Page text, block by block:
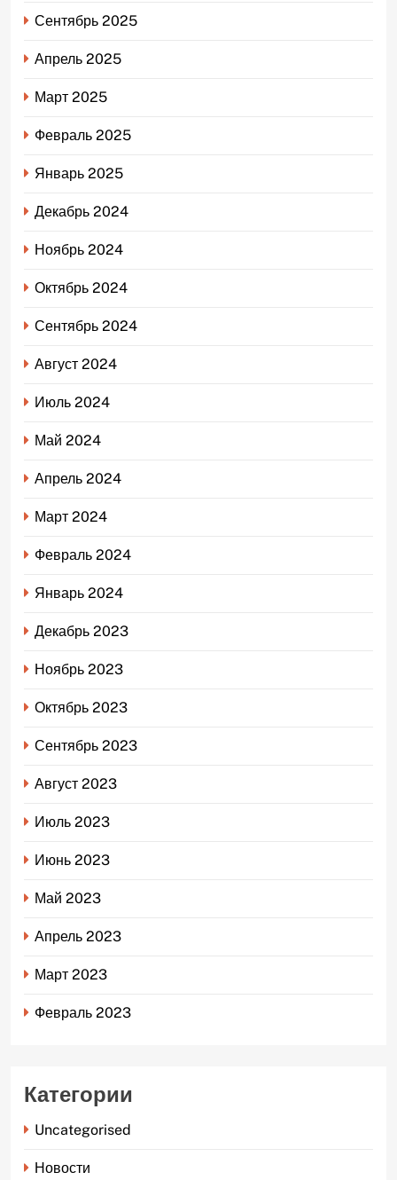
Сентябрь 2025
Апрель 2025
Март 2025
Февраль 2025
Январь 2025
Декабрь 2024
Ноябрь 2024
Октябрь 2024
Сентябрь 2024
Август 2024
Июль 2024
Май 2024
Апрель 2024
Март 2024
Февраль 2024
Январь 2024
Декабрь 2023
Ноябрь 2023
Октябрь 2023
Сентябрь 2023
Август 2023
Июль 2023
Июнь 2023
Май 2023
Апрель 2023
Март 2023
Февраль 2023
Категории
Uncategorised
Новости